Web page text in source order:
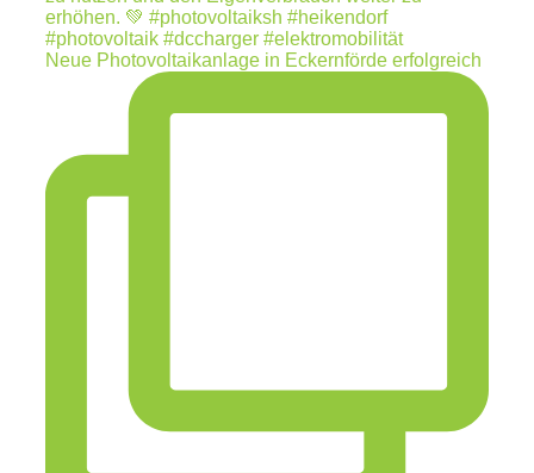
Neue Photovoltaikanlage in Eckernförde erfolgreich